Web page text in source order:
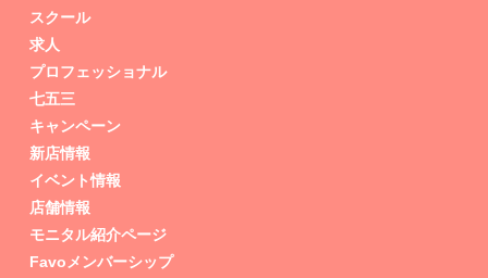
スクール
求人
プロフェッショナル
七五三
キャンペーン
新店情報
イベント情報
店舗情報
モニタル紹介ページ
Favoメンバーシップ